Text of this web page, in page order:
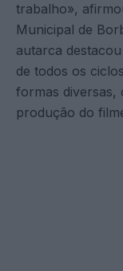
trabalho»,
Municipal de
autarca
de todos os
formas diversas,
produção do